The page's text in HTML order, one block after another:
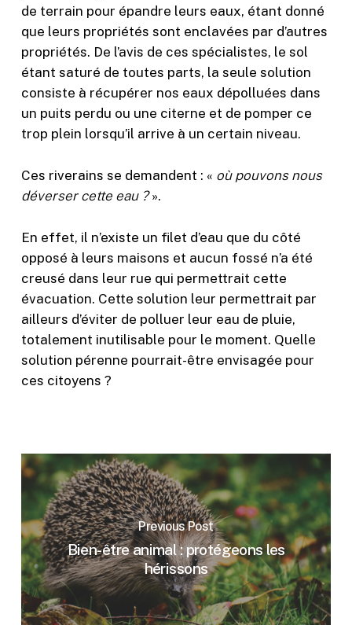
de terrain pour épandre leurs eaux, étant donné
que leurs propriétés sont enclavées par d’autres
propriétés. De l’avis de ces spécialistes, le sol
étant saturé de toutes parts, la seule solution
consiste à récupérer nos eaux dépolluées dans
un puits perdu ou une citerne et de pomper ce
trop plein lorsqu’il arrive à un certain niveau.
Ces riverains se demandent : « où pouvons nous
déverser cette eau ?».
En effet, il n’existe un filet d’eau que du côté
opposé à leurs maisons et aucun fossé n’a été
creusé dans leur rue qui permettrait cette
évacuation. Cette solution leur permettrait par
ailleurs d’éviter de polluer leur eau de pluie,
totalement inutilisable pour le moment. Quelle
solution pérenne pourrait-être envisagée pour
ces citoyens ?
Previous Post
Bien-être animal : protégeons les
hérissons